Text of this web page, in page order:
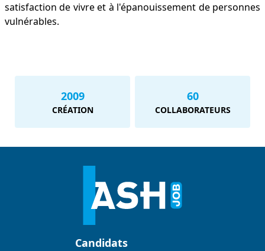
satisfaction de vivre et à l'épanouissement de personnes
vulnérables.
2009
CRÉATION
60
COLLABORATEURS
Candidats